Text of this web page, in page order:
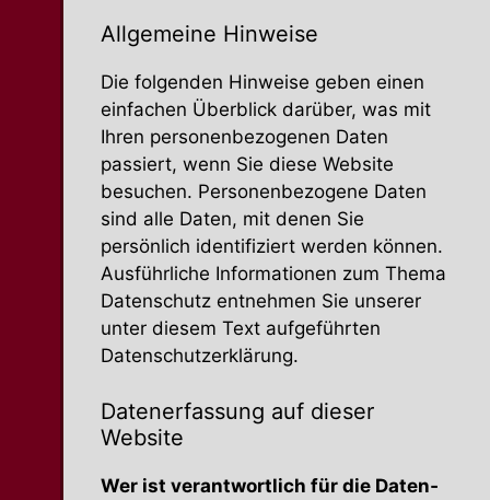
Allge­meine Hinweise
Die folgenden Hinweise geben einen
einfachen Überblick darüber, was mit
Ihren perso­nen­be­zo­genen Daten
passiert, wenn Sie diese Website
besuchen. Perso­nen­be­zogene Daten
sind alle Daten, mit denen Sie
persönlich identi­fi­ziert werden können.
Ausführ­liche Infor­ma­tionen zum Thema
Daten­schutz entnehmen Sie unserer
unter diesem Text aufge­führten
Datenschutzerklärung.
Daten­er­fassung auf dieser
Website
Wer ist verant­wortlich für die Daten­